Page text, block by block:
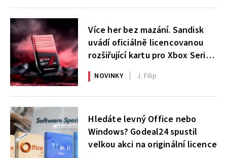
Více her bez mazání. Sandisk
uvádí oficiálně licencovanou
rozšiřující kartu pro Xbox Series
X|S
NOVINKY J. Filip
Hledáte levný Office nebo
Windows? Godeal24 spustil
velkou akci na originální licence